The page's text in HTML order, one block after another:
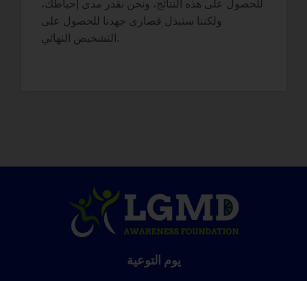
للحصول على هذه النتائج، ونحن نقدر مدى إحباطك،
ولكننا سنبذل قصارى جهدنا للحصول على
التشخيص النهائي.
يوم التوعية